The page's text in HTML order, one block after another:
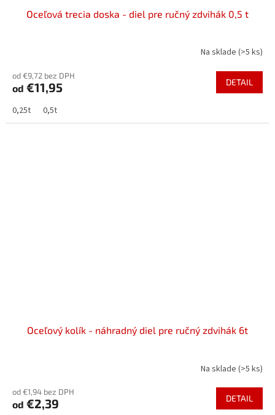
Oceľová trecia doska - diel pre ručný zdvihák 0,5 t
Na sklade (>5 ks)
od €9,72 bez DPH
od €11,95 DETAIL
0,25t 0,5t
Oceľový kolík - náhradný diel pre ručný zdvihák 6t
Na sklade (>5 ks)
od €1,94 bez DPH
od €2,39 DETAIL